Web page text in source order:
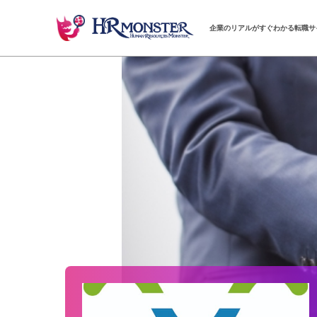
企業のリアルがすぐわかる転職